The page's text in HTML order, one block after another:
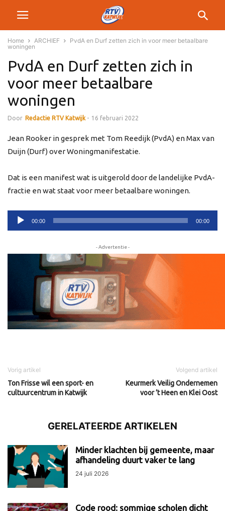
Home ARCHIEF
PvdA en Durf zetten zich in voor meer betaalbare
woningen
PvdA en Durf zetten zich in
voor meer betaalbare
woningen
Door Redactie RTV Katwijk - 16 februari 2022
Jean Rooker in gesprek met Tom Reedijk (PvdA) en Max van
Duijn (Durf) over Woningmanifestatie.
Dat is een manifest wat is uitgerold door de landelijke PvdA-
fractie en wat staat voor meer betaalbare woningen.
Audiospeler
00:00 00:00
- Advertentie -
Vorig artikel
Ton Frisse wil een sport- en
cultuurcentrum in Katwijk
Volgend artikel
Keurmerk Veilig Ondernemen
voor ’t Heen en Klei Oost
GERELATEERDE ARTIKELEN
Minder klachten bij gemeente, maar
afhandeling duurt vaker te lang
24 juli 2026
Code rood: sommige scholen dicht